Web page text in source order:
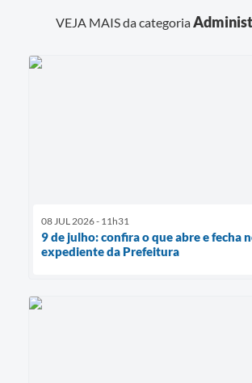
VEJA MAIS da categoria
08 JUL 2026 - 11h31
9 de julho: confira o que abre e fecha
expediente da Prefeitura